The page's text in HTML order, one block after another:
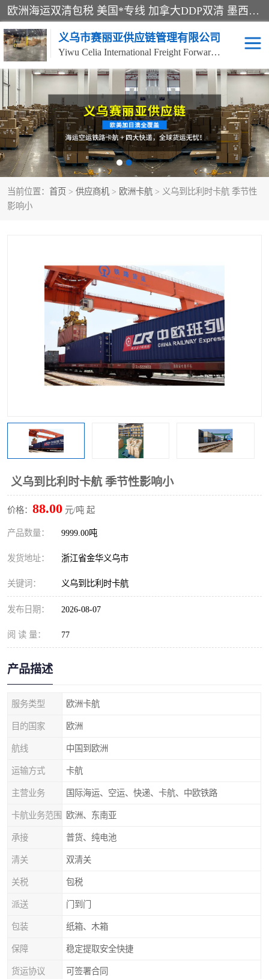
欧洲海运双清包税 美国*专线 加拿大DDP双清 墨西哥跨境空运 澳大利亚专线物流 跨境电商物流服务 国际快递到门服务 海运*渠道 一站式跨境物流解决方案 TikTok/SHEIN专线 电商平台FBA头程运输 国际铁路运输欧洲 UPS/DDHL/联邦快递跨境 美国双清到门物流 跨境*运输
义乌市赛丽亚供应链管理有限公司
Yiwu Celia International Freight Forwarding Co., Ltd
当前位置： 首页 > 供应商机 > 欧洲卡航 > 义乌到比利时卡航 季节性
影响小
义乌到比利时卡航 季节性影响小
价格： 88.00 元/吨 起
产品数量： 9999.00吨
发货地址： 浙江省金华义乌市
关键词： 义乌到比利时卡航
发布日期： 2026-08-07
阅 读 量： 77
产品描述
服务类型 欧洲卡航
目的国家 欧洲
航线 中国到欧洲
运输方式 卡航
主营业务 国际海运、空运、快递、卡航、中欧铁路
卡航业务范围 欧洲、东南亚
承接 普货、纯电池
清关 双清关
关税 包税
派送 门到门
包装 纸箱、木箱
保障 稳定提取安全快捷
货运协议 可签署合同
美森快船 欧洲卡航
加拿大海运/空运-双清到
门
澳大利亚海运/空运-双清
到门
墨西哥海运/空运-双清到
门